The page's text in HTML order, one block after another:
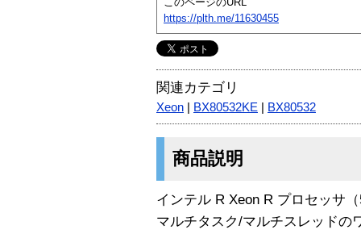
https://plth.me/11630455
関連カテゴリ
Xeon BX80532KE BX80532
商品説明
インテル R Xeon R プロセッサ
マルチタスク/マルチスレッドの